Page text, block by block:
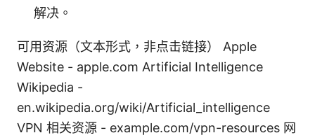
解决。
可用资源（文本形式，非点击链接） Apple
Website - apple.com Artificial Intelligence
Wikipedia -
en.wikipedia.org/wiki/Artificial_intelligence
VPN 相关资源 - example.com/vpn-resources 网